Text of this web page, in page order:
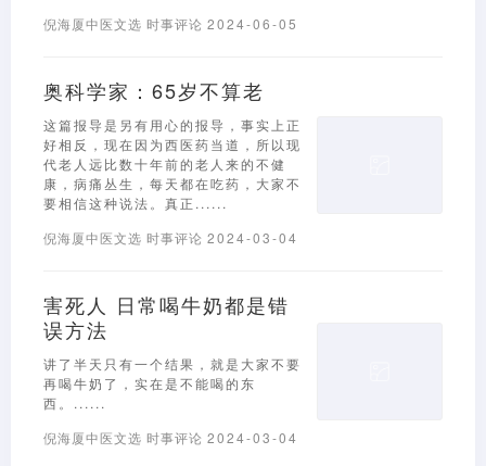
倪海厦中医文选 时事评论 2024-06-05
奥科学家：65岁不算老
这篇报导是另有用心的报导，事实上正
好相反，现在因为西医药当道，所以现
代老人远比数十年前的老人来的不健
康，病痛丛生，每天都在吃药，大家不
要相信这种说法。真正......
倪海厦中医文选 时事评论 2024-03-04
害死人 日常喝牛奶都是错
误方法
讲了半天只有一个结果，就是大家不要
再喝牛奶了，实在是不能喝的东
西。......
倪海厦中医文选 时事评论 2024-03-04